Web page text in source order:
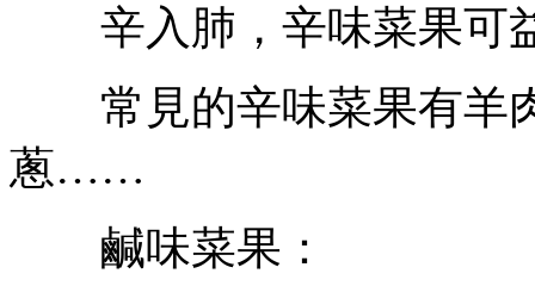
辛入肺，辛味菜果可
常見的辛味菜果有羊
蔥……
鹹味菜果：